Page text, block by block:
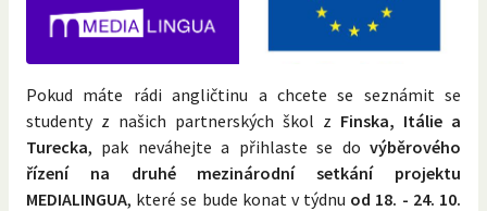
Pokud máte rádi angličtinu a chcete se seznámit se
studenty z našich partnerských škol z Finska, Itálie a
Turecka, pak neváhejte a přihlaste se do výběrového
řízení na druhé mezinárodní setkání projektu
MEDIALINGUA, které se bude konat v týdnu od 18. - 24. 10.